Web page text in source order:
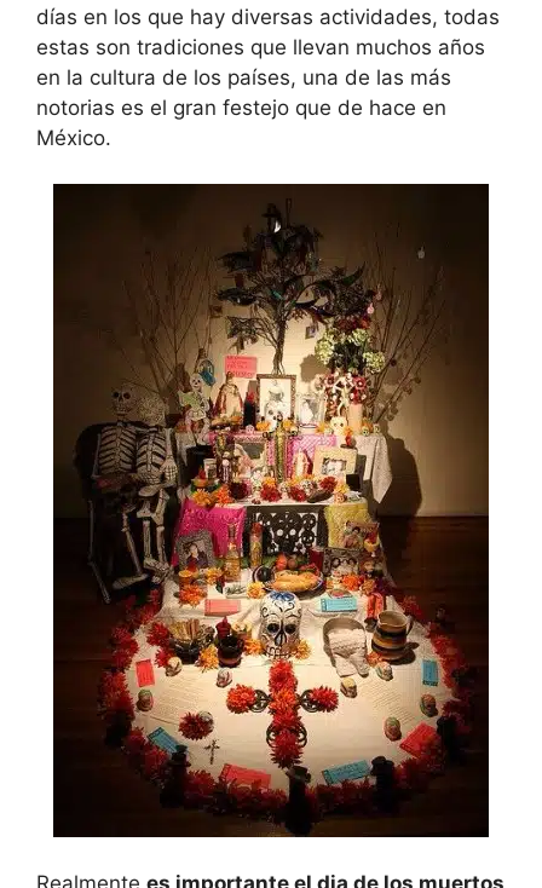
días en los que hay diversas actividades, todas
estas son tradiciones que llevan muchos años
en la cultura de los países, una de las más
notorias es el gran festejo que de hace en
México.
Realmente es importante el dia de los muertos